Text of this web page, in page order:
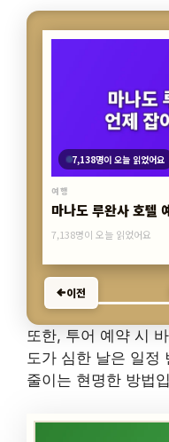
4,839명이 오늘 읽었어요
여행
“가족여행 팁 부담”
4,839명이 오늘 읽었어요
이전
또한, 투어 예약 시
도가 심한 날은 일정
줄이는 현명한 방법